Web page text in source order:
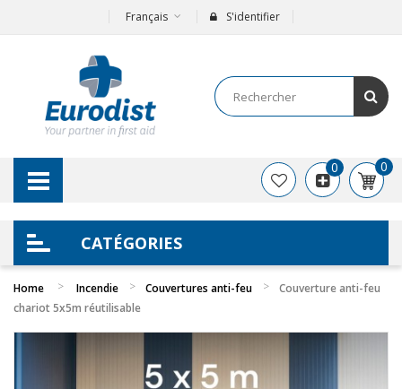
Français S'identifier
CATÉGORIES
0
0
Home Incendie Couvertures anti-feu
Couverture anti-feu
chariot 5x5m réutilisable